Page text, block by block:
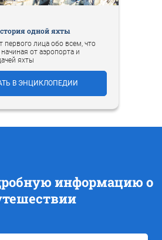
одной яхты
первого лица обо всем, что
от аэропорта и
яхты
В ЭНЦИКЛОПЕДИИ
информацию о